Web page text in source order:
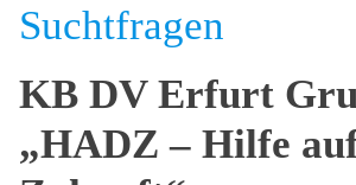
Suchtfragen
KB DV Erfurt
„HADZ – Hilfe